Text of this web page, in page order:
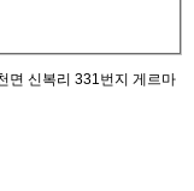
면 신복리 331번지 게르마